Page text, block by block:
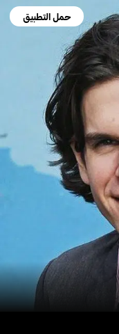
حمل التطبيق